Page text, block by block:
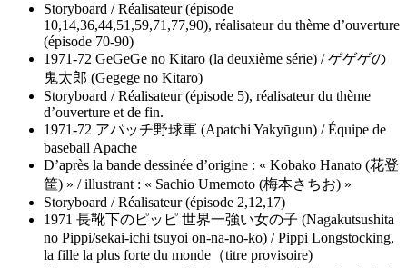
Storyboard / Réalisateur (épisode
10,14,36,44,51,59,71,77,90), réalisateur du thème d’ouverture
(épisode 70-90)
1971-72 GeGeGe no Kitaro (la deuxième série) / ゲゲゲの
鬼太郎 (Gegege no Kitarō)
Storyboard / Réalisateur (épisode 5), réalisateur du thème
d’ouverture et de fin.
1971-72 アパッチ野球軍 (Apatchi Yakyūgun) / Équipe de
baseball Apache
D’après la bande dessinée d’origine : « Kobako Hanato (花登
筐) » / illustrant : « Sachio Umemoto (梅本さちお) »
Storyboard / Réalisateur (épisode 2,12,17)
1971 長靴下のピッピ 世界一強い女の子 (Nagakutsushita
no Pippi/sekai-ichi tsuyoi on-na-no-ko) / Pippi Longstocking,
la fille la plus forte du monde（titre provisoire)